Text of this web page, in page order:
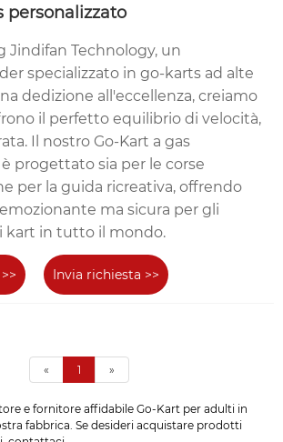
personalizzato
Jindifan Technology, un
specializzato in go-karts ad alte
dedizione all'eccellenza, creiamo
il perfetto equilibrio di velocità,
Il nostro Go-Kart a gas
progettato sia per le corse
per la guida ricreativa, offrendo
ma sicura per gli
kart in tutto il mondo.
Invia richiesta >>
« 1 »
e fornitore affidabile Go-Kart per adulti in
fabbrica. Se desideri acquistare prodotti